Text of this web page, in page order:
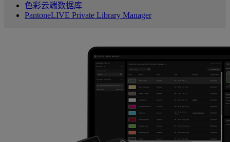
色彩云端数据库
PantoneLIVE Private Library Manager